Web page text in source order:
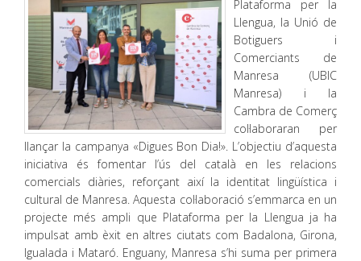
Plataforma per la
Llengua, la Unió de
Botiguers i
Comerciants de
Manresa (UBIC
Manresa) i la
Cambra de Comerç
col·laboraran per
llançar la campanya «Digues Bon Dia!». L’objectiu d’aquesta
iniciativa és fomentar l’ús del català en les relacions
comercials diàries, reforçant així la identitat lingüística i
cultural de Manresa. Aquesta col·laboració s’emmarca en un
projecte més ampli que Plataforma per la Llengua ja ha
impulsat amb èxit en altres ciutats com Badalona, Girona,
Igualada i Mataró. Enguany, Manresa s’hi suma per primera